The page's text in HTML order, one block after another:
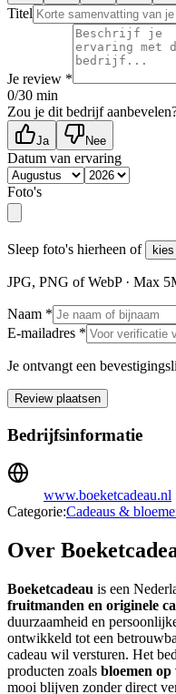
Titel
Je review *
0/30 min
Zou je dit bedrijf
Ja Nee
Datum van ervaring
Foto's
Sleep foto's hierheen of
JPG, PNG of WebP · Max 5
Naam *
E-mailadres *
Je ontvangt een
Review plaatsen
Bedrijfsinformatie
www.boeketcadeau.nl
Categorie:Cadeaus &
Over
Boeketcadeau is een
fruitmanden en originele
duurzaamheid en
ontwikkeld tot een
cadeau wil versturen. Het
producten zoals bloemen op
mooi blijven zonder direct